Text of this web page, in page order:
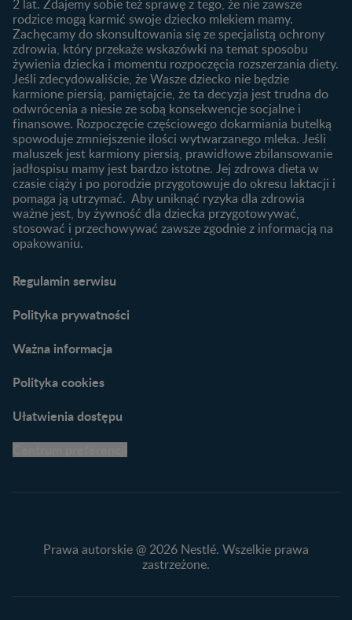
Kalendarz rozwoju dziecka
Skoki rozwojowe
Ząbkowanie u niemowląt
10 sposobów jak poprawić
laktację
Jakie mleko następne
wybrać dla dziecka?
Jak rozszerzać dietę
niemowlaka?
Przydatne materiały dla
rodziców
Poradniki dla rodziców
Karty do zdjęć dla
Maluszka
Materiały do pobrania
Narzędzia dla rodziców
praktyczne wskazówki
2 lat. Zdajemy sobie też sprawę z tego, że nie zawsze
rodzice mogą karmić swoje dziecko mlekiem mamy.
Zachęcamy do skonsultowania się ze specjalistą ochrony
zdrowia, który przekaże wskazówki na temat sposobu
żywienia dziecka i momentu rozpoczęcia rozszerzania diety.
Jeśli zdecydowaliście, że Wasze dziecko nie będzie
karmione piersią, pamiętajcie, że ta decyzja jest trudna do
odwrócenia a niesie ze sobą konsekwencje socjalne i
finansowe. Rozpoczęcie częściowego dokarmiania butelką
spowoduje zmniejszenie ilości wytwarzanego mleka. Jeśli
maluszek jest karmiony piersią, prawidłowe zbilansowanie
jadłospisu mamy jest bardzo istotne. Jej zdrowa dieta w
czasie ciąży i po porodzie przygotowuje do okresu laktacji i
pomaga ją utrzymać. Aby uniknąć ryzyka dla zdrowia
ważne jest, by żywność dla dziecka przygotowywać,
stosować i przechowywać zawsze zgodnie z informacją na
opakowaniu.
Regulamin serwisu
Polityka prywatności
Ważna informacja
Polityka cookies
Ułatwienia dostępu
Prawa autorskie @ 2026 Nestlé. Wszelkie prawa
zastrzeżone.